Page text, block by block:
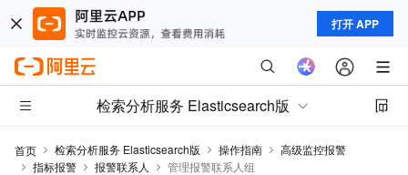
打开 APP
检索分析服务 Elasticsearch版
首页 检索分析服务 Elasticsearch版 操作指南
高级监控报警
指标报警
报警联系人 管理报警联系人组